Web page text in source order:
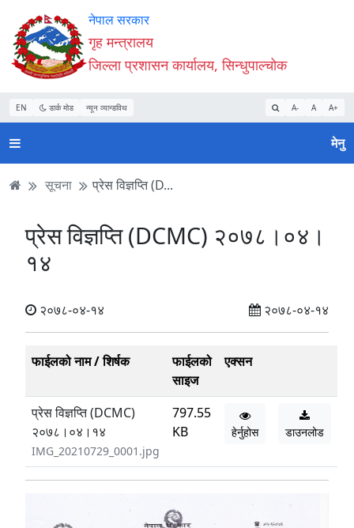
Accessibility
Mode
सुरु
गर्नुहोस्
सामाग्री
पढ्नुहाेस्
नेभिगेसन
पढ्नुहाेस्
वेबसाइट
खोजमा
जानुहोस्
नेपाल सरकार
गृह मन्त्रालय
जिल्ला प्रशासन कार्यालय, सिन्धुपाल्चोक
EN डार्क मोड न्यून व्यान्डविथ A- A A+
मेनु
सूचना प्रेस विज्ञप्ति (D...
प्रेस विज्ञप्ति (DCMC) २०७८।०४।
१४
२०७८-०४-१४ २०७८-०४-१४
फाईलको नाम / शिर्षक
फाईलको
साइज
एक्सन
प्रेस विज्ञप्ति (DCMC)
२०७८।०४।१४
IMG_20210729_0001.jpg
797.55
KB
हेर्नुहोस डाउनलोड